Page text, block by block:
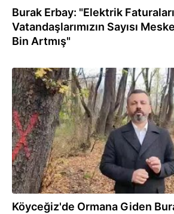
Burak Erbay: "Elektrik
Vatandaşlarımızın Sayısı
Bin Artmış"
20.01.2023
Köyceğiz'de Ormana Giden